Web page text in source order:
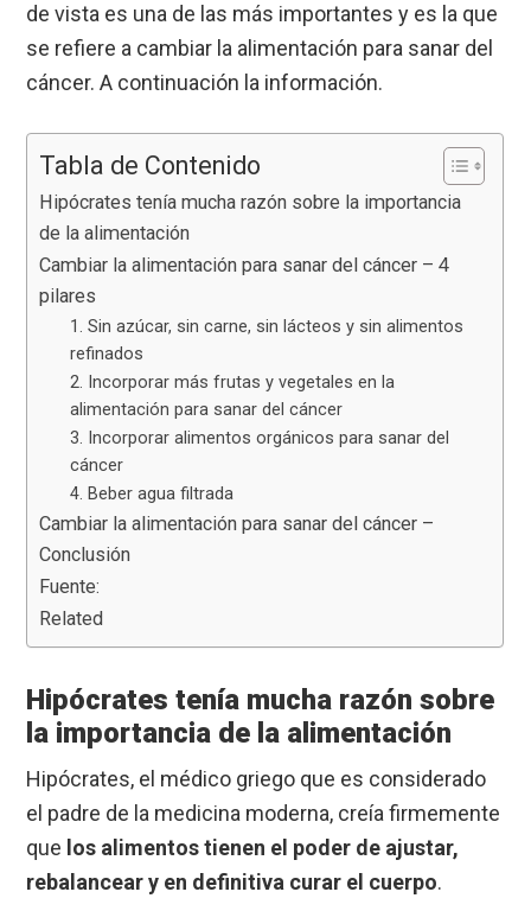
de vista es una de las más importantes y es la que
se refiere a cambiar la alimentación para sanar del
cáncer. A continuación la información.
Tabla de Contenido
Hipócrates tenía mucha razón sobre la importancia
de la alimentación
Cambiar la alimentación para sanar del cáncer – 4
pilares
1. Sin azúcar, sin carne, sin lácteos y sin alimentos
refinados
2. Incorporar más frutas y vegetales en la
alimentación para sanar del cáncer
3. Incorporar alimentos orgánicos para sanar del
cáncer
4. Beber agua filtrada
Cambiar la alimentación para sanar del cáncer –
Conclusión
Fuente:
Related
Hipócrates tenía mucha razón sobre
la importancia de la alimentación
Hipócrates, el médico griego que es considerado
el padre de la medicina moderna, creía firmemente
que los alimentos tienen el poder de ajustar,
rebalancear y en definitiva curar el cuerpo.